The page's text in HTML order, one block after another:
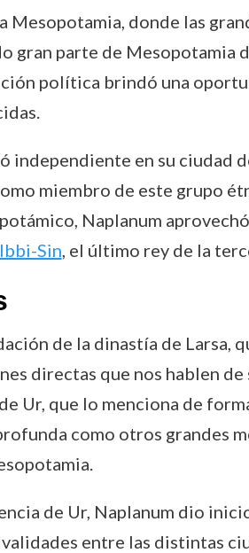
donde las
gran parte de Mesopotamia
política brindó una
independiente en su ciudad
miembro de este grupo
Naplanum
Ibbi-Sin, el último rey de la
de la dinastía de Larsa,
directas que nos hablen
de Ur, que lo menciona de
como otros grandes
de Ur, Naplanum dio
entre las distintas